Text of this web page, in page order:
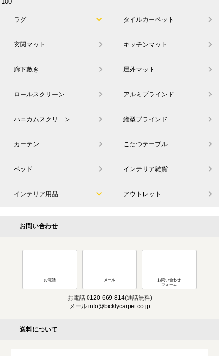
ラグ タイルカーペット
玄関マット キッチンマット
廊下敷き 屋外マット
ロールスクリーン アルミブラインド
ハニカムスクリーン 縦型ブラインド
カーテン こたつテーブル
ベッド インテリア雑貨
インテリア用品 アウトレット
お問い合わせ
お電話 メール
お問い合わせ
フォーム
お電話 0120-669-814(通話無料)
メール info@bicklycarpet.co.jp
送料について